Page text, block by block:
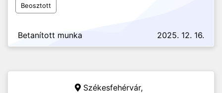
Beosztott
Betanított munka 2025. 12. 16.
Székesfehérvár,